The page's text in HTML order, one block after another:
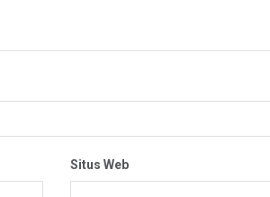
Situs Web